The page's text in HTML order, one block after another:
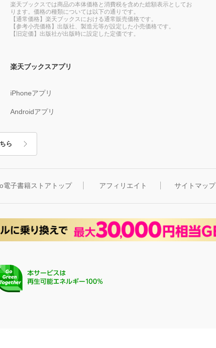
楽天ブックスでは商品の本体価格と消費税を含めた総額表示としてお
ります。価格の種類については以下の通りです。
【通常価格】楽天ブックスにおける通常販売価格です。
【参考小売価格】出版社、製造元等が設定した小売価格です。
【旧定価】出版社が出版時に設定した定価です。
楽天ブックスアプリ
iPhoneアプリ
Androidアプリ
ら
電子書籍ストアトップ アフィリエイト サイトマップ